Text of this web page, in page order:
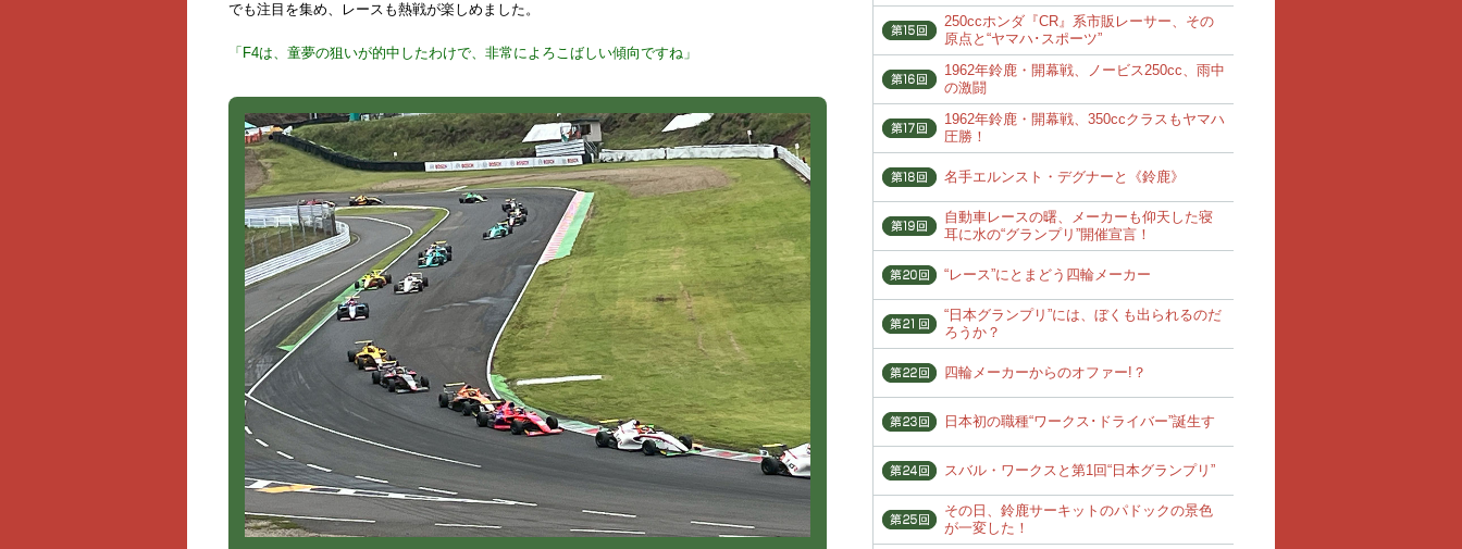
でも注目を集め、レースも熱戦が楽しめました。
「F4は、童夢の狙いが的中したわけで、非常によろこばしい傾向ですね」
250ccホンダ『CR』系市販レーサー、その
原点と“ヤマハ･スポーツ”
1962年鈴鹿・開幕戦、ノービス250cc、雨中
の激闘
1962年鈴鹿・開幕戦、350ccクラスもヤマハ
圧勝！
名手エルンスト・デグナーと《鈴鹿》
自動車レースの曙、メーカーも仰天した寝
耳に水の“グランプリ”開催宣言！
“レース”にとまどう四輪メーカー
“日本グランプリ”には、ぼくも出られるのだ
ろうか？
四輪メーカーからのオファー!？
日本初の職種“ワークス･ドライバー”誕生す
スバル・ワークスと第1回“日本グランプリ”
その日、鈴鹿サーキットのパドックの景色
が一変した！